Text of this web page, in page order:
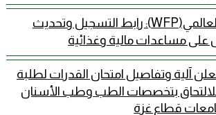
برنامج الغذاء العالمي(WFP): رابط التسجيل وتحديث
على مساعدات مالية وغذائية
تعلن آلية وتفاصيل امتحان القدرات لطلبة
للالتحاق بتخصصات الطب وطب الأسنان
قطاع غزة